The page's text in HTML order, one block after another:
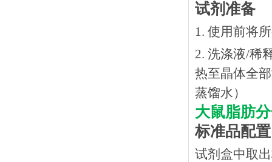
试剂准备
1. 使用前将
2. 洗涤液/稀
热⾄晶体全
蒸馏水）
大鼠脂肪
标准品配置
试剂盒中取